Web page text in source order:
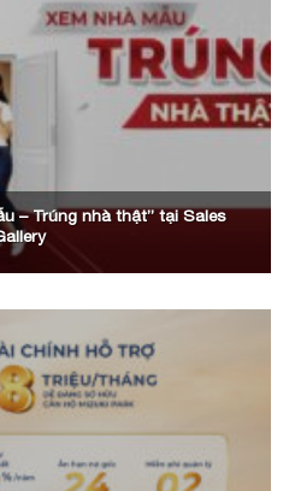
– Trúng nhà thật” tại Sales